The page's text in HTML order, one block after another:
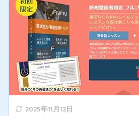
2025年11月12日